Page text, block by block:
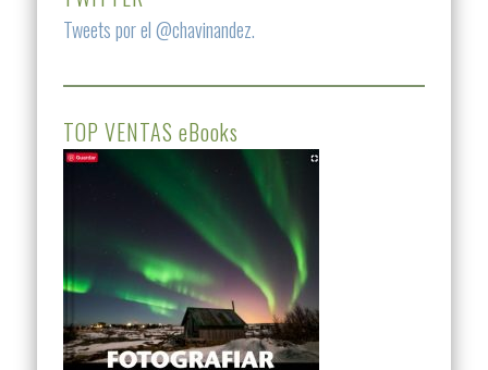
Tweets por el @chavinandez.
TOP VENTAS eBooks